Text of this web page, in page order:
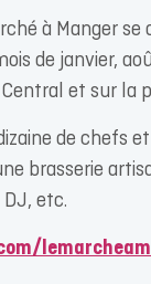
à Manger
de janvier,
et sur la
de chefs
brasserie
etc.